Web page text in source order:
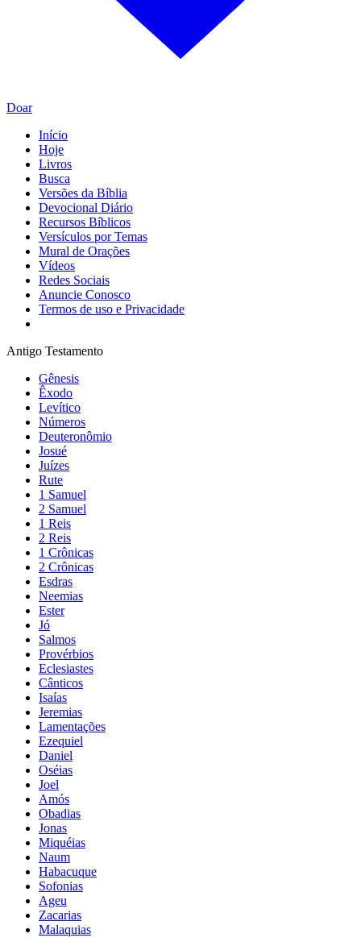
Doar
Início
Hoje
Livros
Busca
Versões da Bíblia
Devocional Diário
Recursos Bíblicos
Versículos por Temas
Mural de Orações
Vídeos
Redes Sociais
Anuncie Conosco
Termos de uso e Privacidade
Antigo Testamento
Gênesis
Êxodo
Levítico
Números
Deuteronômio
Josué
Juízes
Rute
1 Samuel
2 Samuel
1 Reis
2 Reis
1 Crônicas
2 Crônicas
Esdras
Neemias
Ester
Jó
Salmos
Provérbios
Eclesiastes
Cânticos
Isaías
Jeremias
Lamentações
Ezequiel
Daniel
Oséias
Joel
Amós
Obadias
Jonas
Miquéias
Naum
Habacuque
Sofonias
Ageu
Zacarias
Malaquias